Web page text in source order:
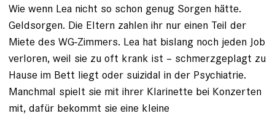
Wie wenn Lea nicht so schon genug Sorgen hätte.
Geldsorgen. Die Eltern zahlen ihr nur einen Teil der
Miete des WG-Zimmers. Lea hat bislang noch jeden Job
verloren, weil sie zu oft krank ist – schmerzgeplagt zu
Hause im Bett liegt oder suizidal in der Psychiatrie.
Manchmal spielt sie mit ­ihrer Klarinette bei Konzerten
mit, dafür bekommt sie eine kleine